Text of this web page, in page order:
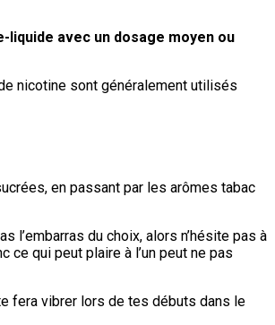
liquide avec un dosage moyen ou
nicotine sont généralement utilisés
en passant par les arômes tabac
l’embarras du choix, alors n’hésite pas à
qui peut plaire à l’un peut ne pas
fera vibrer lors de tes débuts dans le